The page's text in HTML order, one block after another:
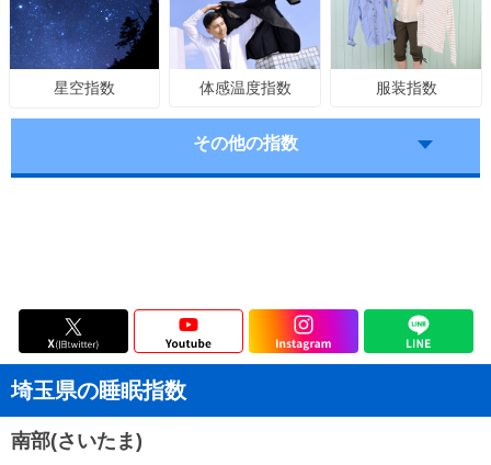
星空指数 体感温度指数 服装指数
その他の指数
埼玉県の睡眠指数
南部(さいたま)